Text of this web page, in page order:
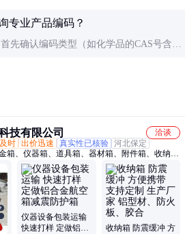
专业产品编码？
先确认编码类型（如化学品的CAS号含3
技有限公司
洽谈
时 出价迅速 真实性已核验 河北保定
箱、仪器箱、道具箱、器材箱、附件箱、收纳
、电子仪表箱、实验仪器包装箱、消防器材箱、
业箱、勘测仪器包装箱、仪器仪表箱、乐器包装
装道具箱、运输储备箱、通讯设备箱、五金工具
产品展示箱、物资器材箱
仪器设备包装运输
快速打样 定做铝合
收纳箱 防震缓冲 方